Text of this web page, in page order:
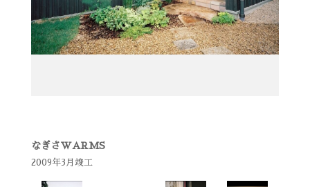
なぎさWARMS
2009年3月竣工